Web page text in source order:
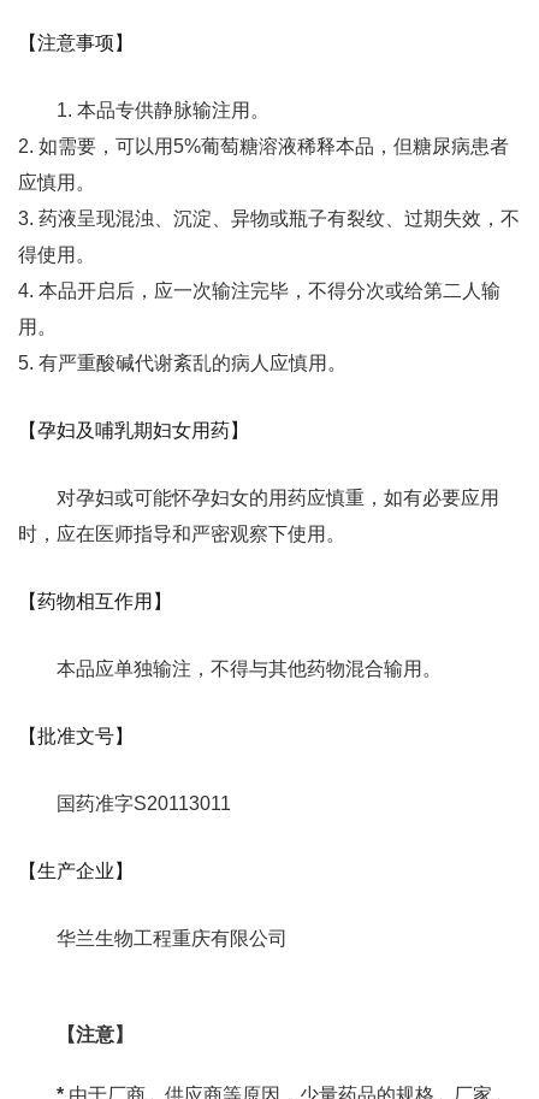
【注意事项】
1. 本品专供静脉输注用。
2. 如需要，可以用5%葡萄糖溶液稀释本品，但糖尿病患者
应慎用。
3. 药液呈现混浊、沉淀、异物或瓶子有裂纹、过期失效，不
得使用。
4. 本品开启后，应一次输注完毕，不得分次或给第二人输
用。
5. 有严重酸碱代谢紊乱的病人应慎用。
【孕妇及哺乳期妇女用药】
对孕妇或可能怀孕妇女的用药应慎重，如有必要应用
时，应在医师指导和严密观察下使用。
【药物相互作用】
本品应单独输注，不得与其他药物混合输用。
【批准文号】
国药准字S20113011
【生产企业】
华兰生物工程重庆有限公司
【注意】
* 由于厂商、供应商等原因，少量药品的规格、厂家、